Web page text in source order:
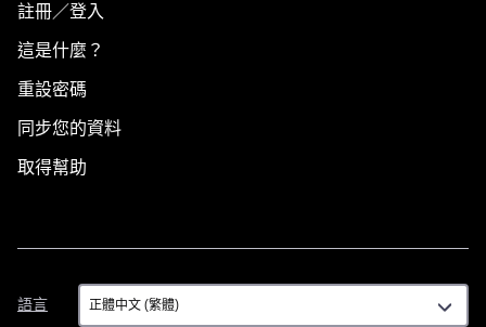
註冊／登入
這是什麼？
重設密碼
同步您的資料
取得幫助
語言
語
言